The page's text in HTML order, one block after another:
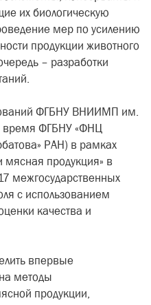
их биологическую
мер по усилению
продукции животного
– разработки
ФГБНУ ВНИИМП им.
время ФГБНУ «ФНЦ
РАН) в рамках
мясная продукция» в
межгосударственных
с использованием
качества и
впервые
методы
продукции,